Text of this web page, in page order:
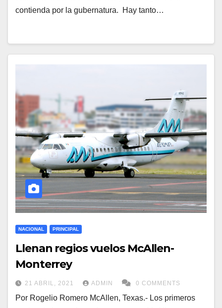
contienda por la gubernatura. Hay tanto…
NACIONAL PRINCIPAL
Llenan regios vuelos McAllen-
Monterrey
21 ABRIL, 2021 ADMIN 0 COMMENTS
Por Rogelio Romero McAllen, Texas.- Los primeros